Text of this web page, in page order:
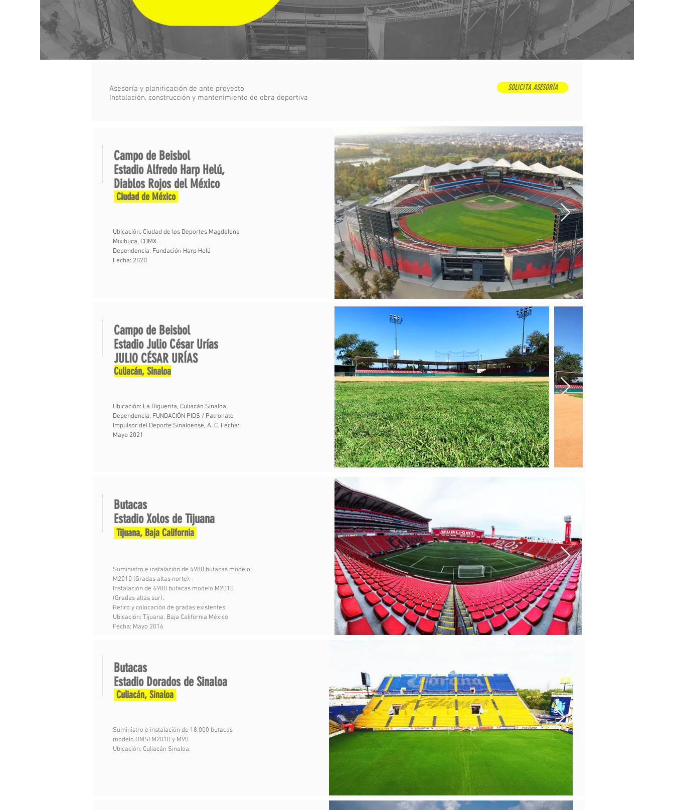
Asesoría y planificación de ante proyecto
Instalación, construcción y mantenimiento de obra deportiva
SOLICITA ASESORÍA
Campo de Beisbol
Estadio Alfredo Harp Helú,
Diablos Rojos del México
Ciudad de México
Ubicación: Ciudad de los Deportes Magdalena
Mixihuca, CDMX.
Dependencia: Fundación Harp Helú
Fecha: 2020
Campo de Beisbol
Estadio Julio César Urías
JULIO CÉSAR URÍAS
Culiacán, Sinaloa
Ubicación: La Higuerita, Culiacán Sinaloa
Dependencia: FUNDACIÓN PIDS / Patronato
Impulsor del Deporte Sinaloense, A. C. Fecha:
Mayo 2021
Butacas
Estadio Xolos de Tijuana
Tijuana, Baja California
Suministro e instalación de 4980 butacas modelo
M2010 (Gradas altas norte).
Instalación de 4980 butacas modelo M2010
(Gradas altas sur).
Retiro y colocación de gradas existentes
Ubicación: Tijuana, Baja California México
Fecha: Mayo 2016
Butacas
Estadio Dorados de Sinaloa
Culiacán, Sinaloa
Suministro e instalación de 18,000 butacas
modelo OMSI M2010 y M90
Ubicación: Culiacán Sinaloa.